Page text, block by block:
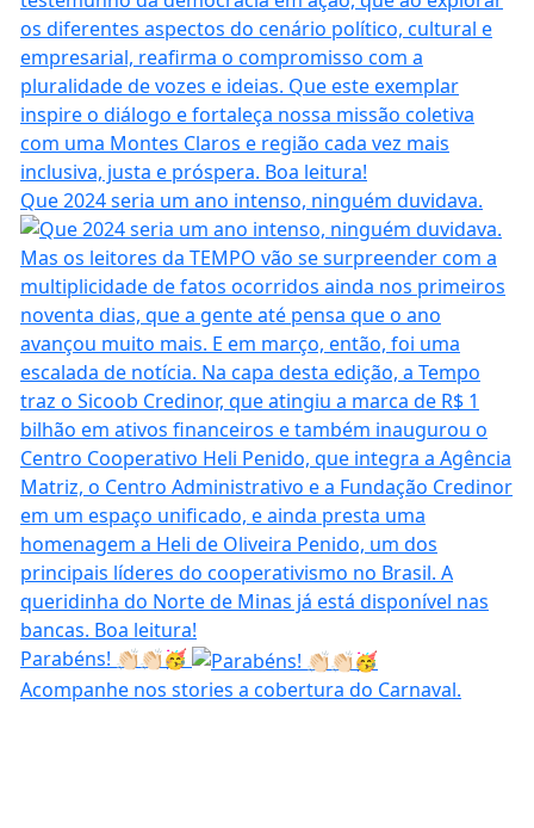
Que 2024 seria um ano intenso, ninguém duvidava.
Parabéns! 👏🏻👏🏻🥳
Acompanhe nos stories a cobertura do Carnaval.